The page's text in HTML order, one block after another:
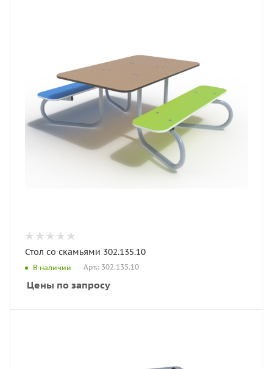
Стол со скамьями 302.135.10
В наличии Арт.: 302.135.10
Цены по запросу